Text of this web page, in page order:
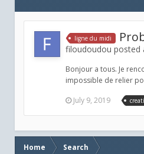
ligne du midi
filoudoudou posted
Bonjour a tous. Je
impossible de relier
July 9, 2019
Home Search